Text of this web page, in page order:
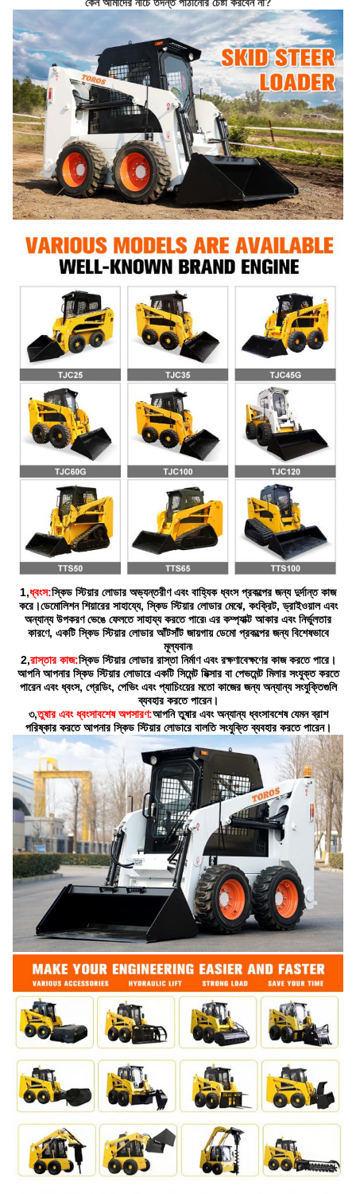
1,ধ্বংস:স্কিড স্টিয়ার লোডার অভ্যন্তরীণ এবং বাহ্যিক ধ্বংস প্রকল্পের জন্য দুর্দান্ত কাজ
করে।ডেমোলিশন শিয়ারের সাহায্যে, স্কিড স্টিয়ার লোডার মেঝে, কংক্রিট, ড্রাইওয়াল এবং
অন্যান্য উপকরণ ভেঙে ফেলতে সাহায্য করতে পারে৷ এর কম্প্যাক্ট আকার এবং নির্ভুলতার
কারণে, একটি স্কিড স্টিয়ার লোডার আঁটসাঁট জায়গায় ডেমো প্রকল্পের জন্য বিশেষভাবে
মূল্যবান৷
2,রাস্তার কাজ:স্কিড স্টিয়ার লোডার রাস্তা নির্মাণ এবং রক্ষণাবেক্ষণের কাজ করতে পারে।
আপনি আপনার স্কিড স্টিয়ার লোডারে একটি সিমেন্ট মিক্সার বা পেভমেন্ট মিলার সংযুক্ত করতে
পারেন এবং ধ্বংস, গ্রেডিং, পেভিং এবং প্যাচিংয়ের মতো কাজের জন্য অন্যান্য সংযুক্তিগুলি
ব্যবহার করতে পারেন।
৩,তুষার এবং ধ্বংসাবশেষ অপসারণ:আপনি তুষার এবং অন্যান্য ধ্বংসাবশেষ যেমন ব্রাশ
পরিষ্কার করতে আপনার স্কিড স্টিয়ার লোডারে বালতি সংযুক্তি ব্যবহার করতে পারেন।